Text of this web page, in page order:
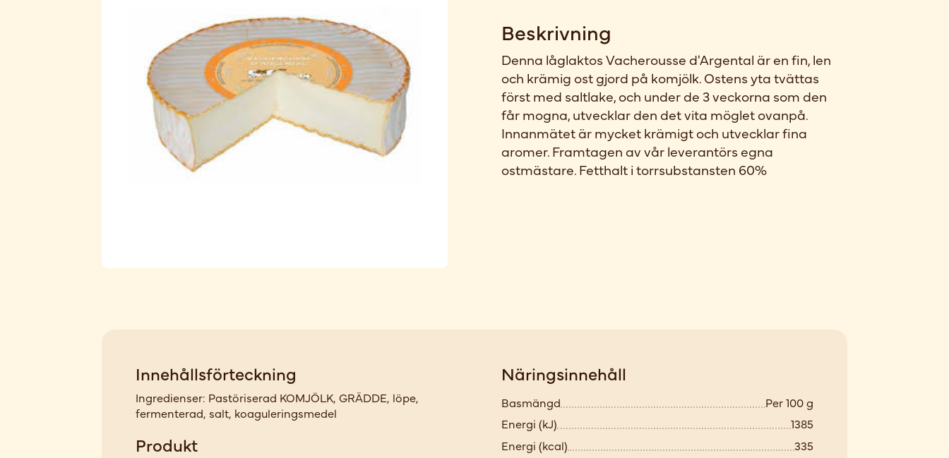
Beskrivning
Denna låglaktos Vacherousse d'Argental är en fin, len
och krämig ost gjord på komjölk. Ostens yta tvättas
först med saltlake, och under de 3 veckorna som den
får mogna, utvecklar den det vita möglet ovanpå.
Innanmätet är mycket krämigt och utvecklar fina
aromer. Framtagen av vår leverantörs egna
ostmästare. Fetthalt i torrsubstansten 60%
Innehållsförteckning
Ingredienser: Pastöriserad KOMJÖLK, GRÄDDE, löpe,
fermenterad, salt, koaguleringsmedel
Produkt
Näringsinnehåll
Basmängd
Per 100 g
Energi (kJ)
1385
Energi (kcal)
335